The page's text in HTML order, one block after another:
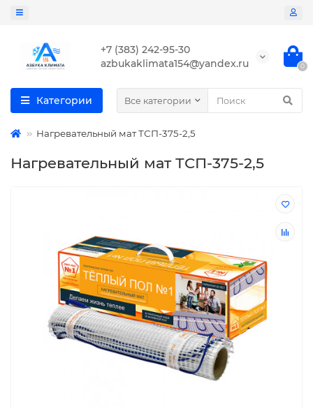
+7 (383) 242-95-30
azbukaklimata154@yandex.ru
0
Категории Все категории
Нагревательный мат ТСП-375-2,5
Нагревательный мат ТСП-375-2,5